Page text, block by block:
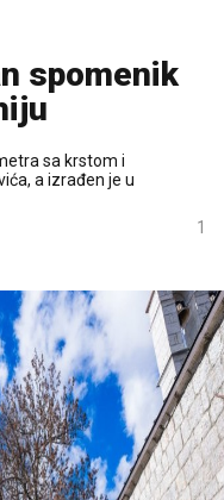
spomenik
sa krstom i
a izrađen je u
1